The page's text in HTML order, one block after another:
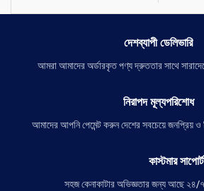
দেশব্যাপী ডেলিভারি
আমরা আমাদের অর্ডারকৃত পণ্য দ্রুততার সাথে
নিরাপদ মূল্যপরিশোধ
আমাদের আপনি পেমেন্ট করুন দেশের সবচেয়ে জনপ্রিয় ও
কাস্টমার সাপোর্ট
সহজ কেনাকাটার অভিজ্ঞতার জন্য আছে ২৪/৭